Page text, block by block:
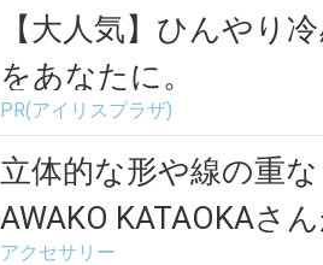
【大人気】ひんやり
をあなたに。
PR(アイリスプラザ)
立体的な形や線の重
AWAKO KATAOKAさ
アクセサリー